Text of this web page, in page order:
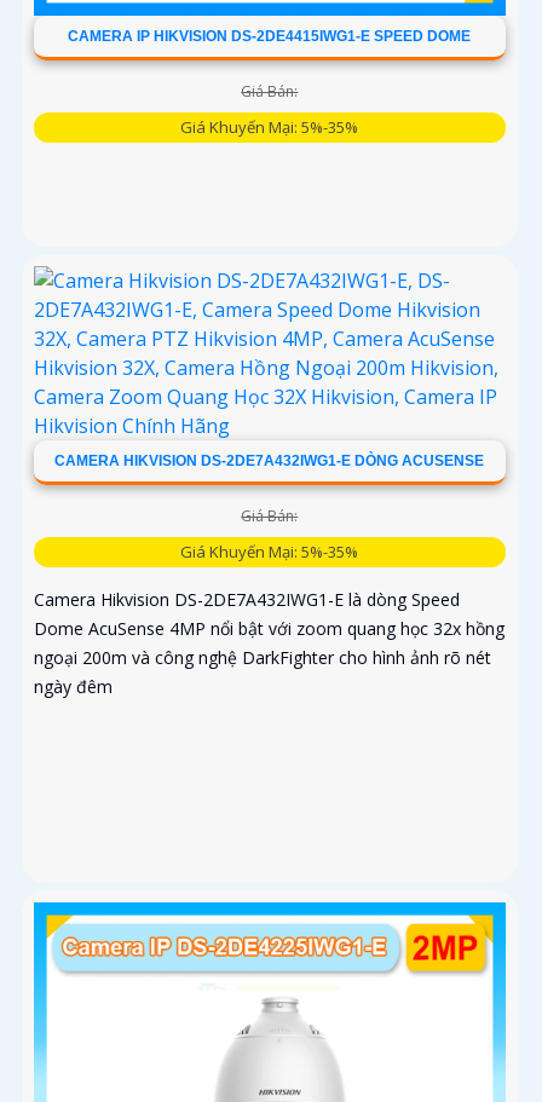
CAMERA IP HIKVISION DS-2DE4415IWG1-E SPEED DOME
Giá Bán:
Giá Khuyến Mại: 5%-35%
CAMERA HIKVISION DS-2DE7A432IWG1-E DÒNG ACUSENSE
Giá Bán:
Giá Khuyến Mại: 5%-35%
Camera Hikvision DS-2DE7A432IWG1-E là dòng Speed
Dome AcuSense 4MP nổi bật với zoom quang học 32x hồng
ngoại 200m và công nghệ DarkFighter cho hình ảnh rõ nét
ngày đêm